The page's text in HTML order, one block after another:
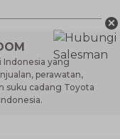
Indonesia yang
perawatan,
suku cadang Toyota
×